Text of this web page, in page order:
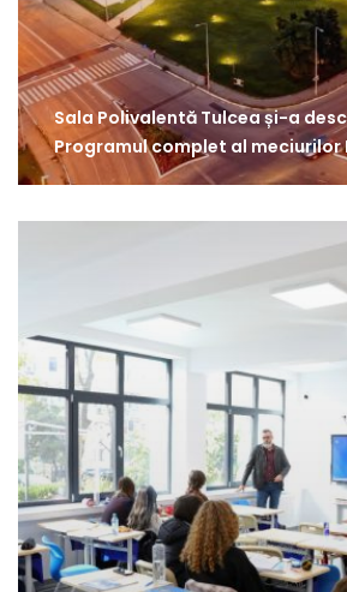
Sala Polivalentă Tulcea și-a
Programul complet al meciurilor